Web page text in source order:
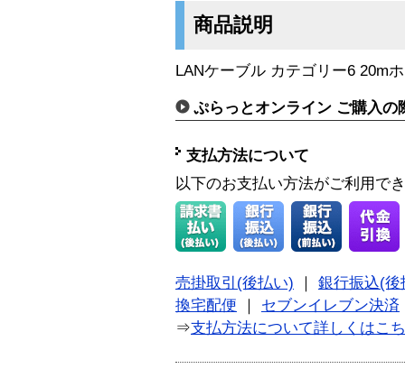
商品説明
LANケーブル カテゴリー6 20m
ぷらっとオンライン ご購入の
支払方法について
以下のお支払い方法がご利用で
売掛取引(後払い)
銀行振込(後
換宅配便
セブンイレブン決済
⇒支払方法について詳しくはこ